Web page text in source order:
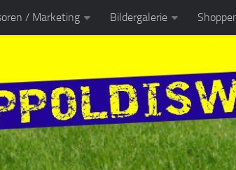
/ Marketing Bildergalerie